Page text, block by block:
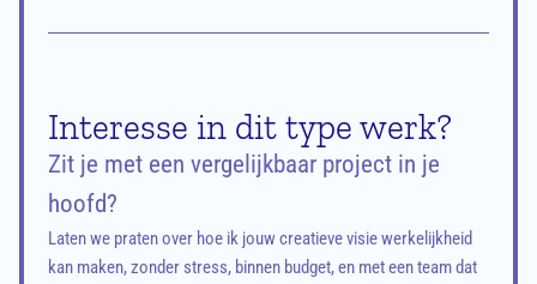
Interesse in dit type werk?
Zit je met een vergelijkbaar project in je
hoofd?
Laten we praten over hoe ik jouw creatieve visie werkelijkheid
kan maken, zonder stress, binnen budget, en met een team dat